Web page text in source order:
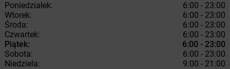
Poniedziałek:
6:00 - 23:00
Wtorek:
6:00 - 23:00
Środa:
6:00 - 23:00
Czwartek:
6:00 - 23:00
Piątek:
6:00 - 23:00
Sobota:
6:00 - 23:00
Niedziela:
9:00 - 21:00